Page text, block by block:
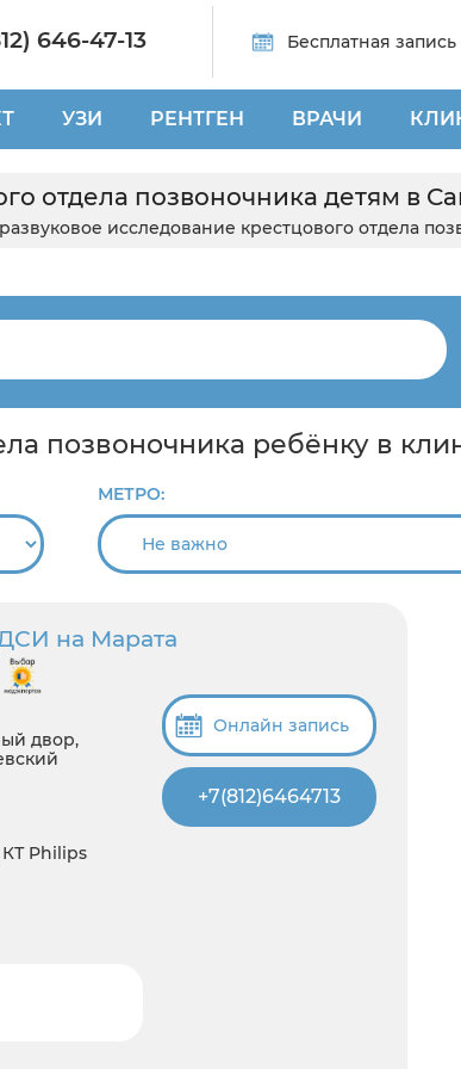
646-47-13 Бесплатная запись
УЗИ РЕНТГЕН ВРАЧИ
отдела позвоночника детям в
исследование крестцового отдела
позвоночника ребёнку в
МЕТРО:
на Марата
двор,
Philips
Онлайн запись
+7(812)6464713